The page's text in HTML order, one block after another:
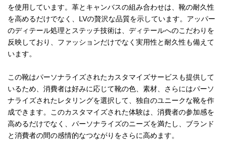
を使用しています。革とキャンバスの組み合わせは、靴の耐久性
を高めるだけでなく、LVの贅沢な品質を示しています。アッパー
のディテール処理とステッチ技術は、ディテールへのこだわりを
反映しており、ファッションだけでなく実用性と耐久性も備えて
います。
この靴はパーソナライズされたカスタマイズサービスも提供して
いるため、消費者は好みに応じて靴の色、素材、さらにはパーソ
ナライズされたレタリングを選択して、独自のユニークな靴を作
成できます。このカスタマイズされた体験は、消費者の参加感を
高めるだけでなく、パーソナライズのニーズを満たし、ブランド
と消費者の間の感情的なつながりをさらに高めます。